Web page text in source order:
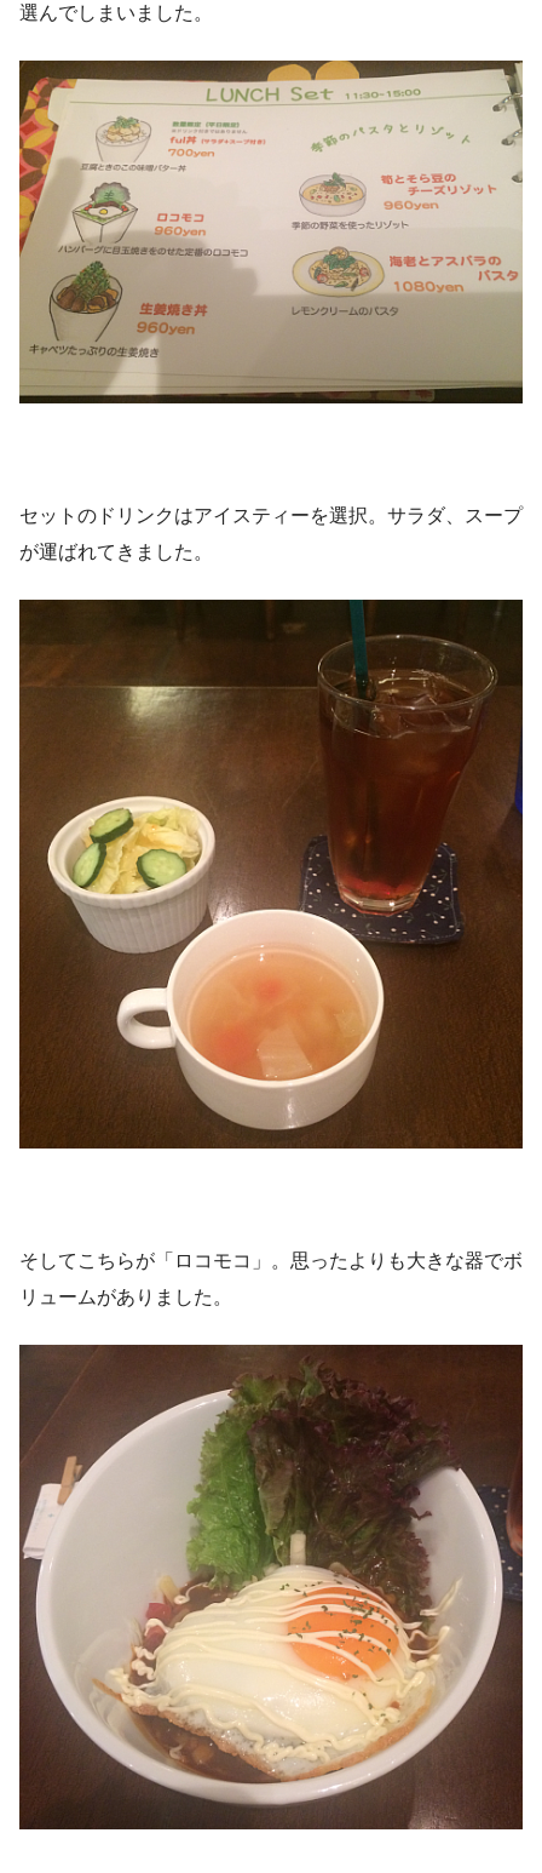
選んでしまいました。
セットのドリンクはアイスティーを選択。サラダ、スープ
が運ばれてきました。
そしてこちらが「ロコモコ」。思ったよりも大きな器でボ
リュームがありました。